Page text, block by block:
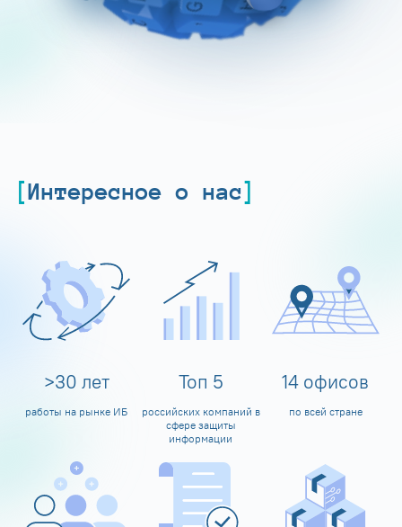
Интересное о нас
>30 лет
работы на рынке ИБ
Топ 5
российских компаний в
сфере защиты
информации
14 офисов
по всей стране